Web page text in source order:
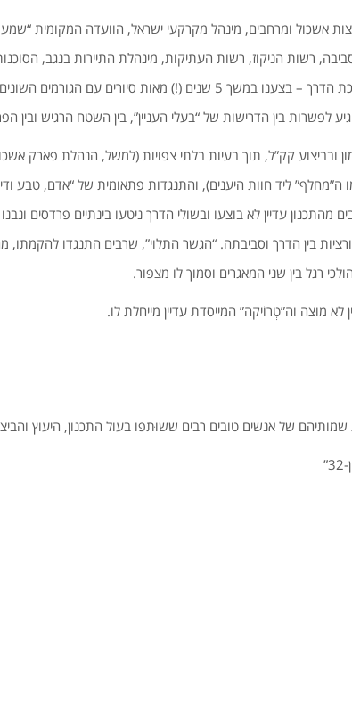
אשכול ומרחבים, מינהל מקרקעי ישראל, הוועדה המקומית
רשות הניקוז, רשות העתיקות, מינהלת התיירות בנגב,
הוקמה ועדת-היגוי וקבלנו את ברכת הדרך – בצענו במשך 5 שנים (!) מאות סיורים
לפשרות בין הדרישות של “בעלי העניין”, בין השטח הרגיש ובין
במימון ובביצוע קק”ל, תוך בעיות בלתי צפויות (למשל, הנהלת
ה”מחלף” ליד חוות היענים), והתנגדות פתאומית של “אדם, טבע
עדיין לא בוצעו ובשולי הדרך ניטעו בינתיים פרדסים
בין הדרך וסביבתה. “הגשר התלוי”, שרבים התנגדו להקמתו,
רגל בין שני המאגרים וסמוך לו מצפור.
מוּצה וה”טְרוֹיקה” המייסדת עדיין מייחלת לו.
של אנשים טובים רבים ששוּתפו בעול התכנון, היעוץ